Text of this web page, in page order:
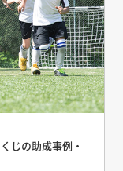
じの助成事例・